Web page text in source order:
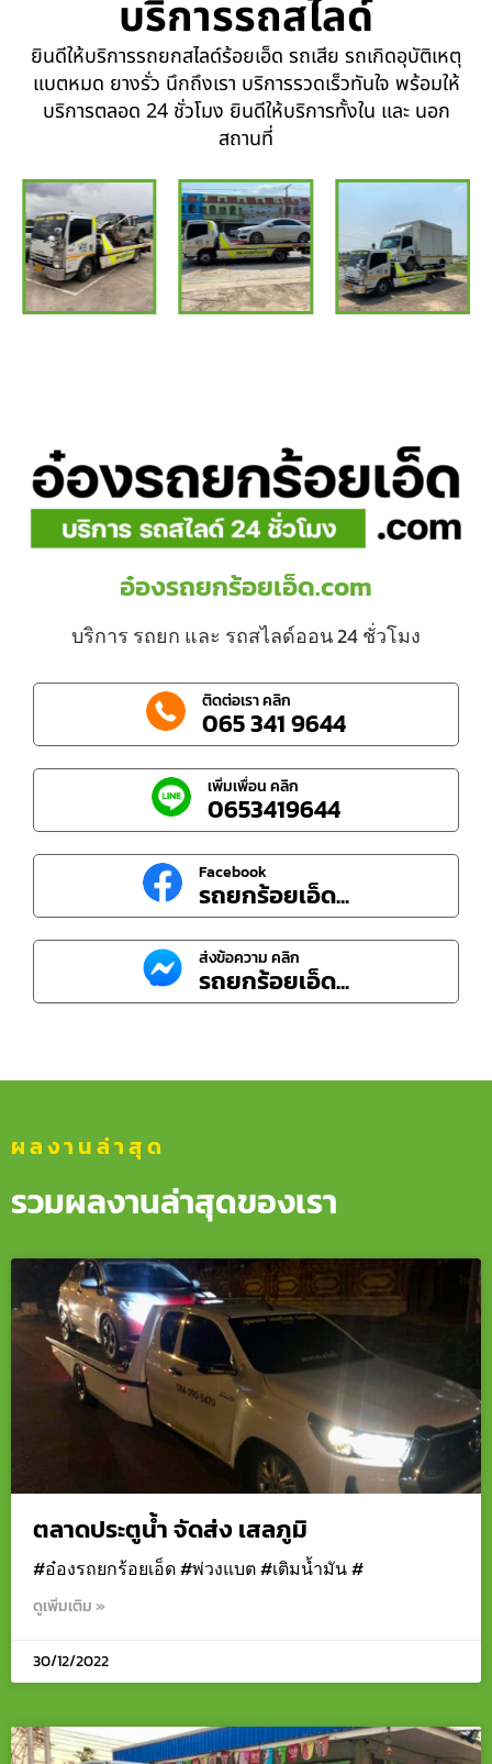
บริการรถสไลด์
ยินดีให้บริการรถยกสไลด์ร้อยเอ็ด รถเสีย รถเกิดอุบัติเหตุ
แบตหมด ยางรั่ว นึกถึงเรา บริการรวดเร็วทันใจ พร้อมให้
บริการตลอด 24 ชั่วโมง ยินดีให้บริการทั้งใน และ นอก
สถานที่
อ๋องรถยกร้อยเอ็ด.com
บริการ รถยก และ รถสไลด์ออน 24 ชั่วโมง
ติดต่อเรา คลิก
065 341 9644
เพิ่มเพื่อน คลิก
0653419644
Facebook
รถยกร้อยเอ็ด...
ส่งข้อความ คลิก
รถยกร้อยเอ็ด...
ผลงานล่าสุด
รวมผลงานล่าสุดของเรา
ตลาดประตูน้ำ จัดส่ง เสลภูมิ
#อ๋องรถยกร้อยเอ็ด #พ่วงแบต #เติมน้ำมัน #
ดูเพิ่มเติม »
30/12/2022